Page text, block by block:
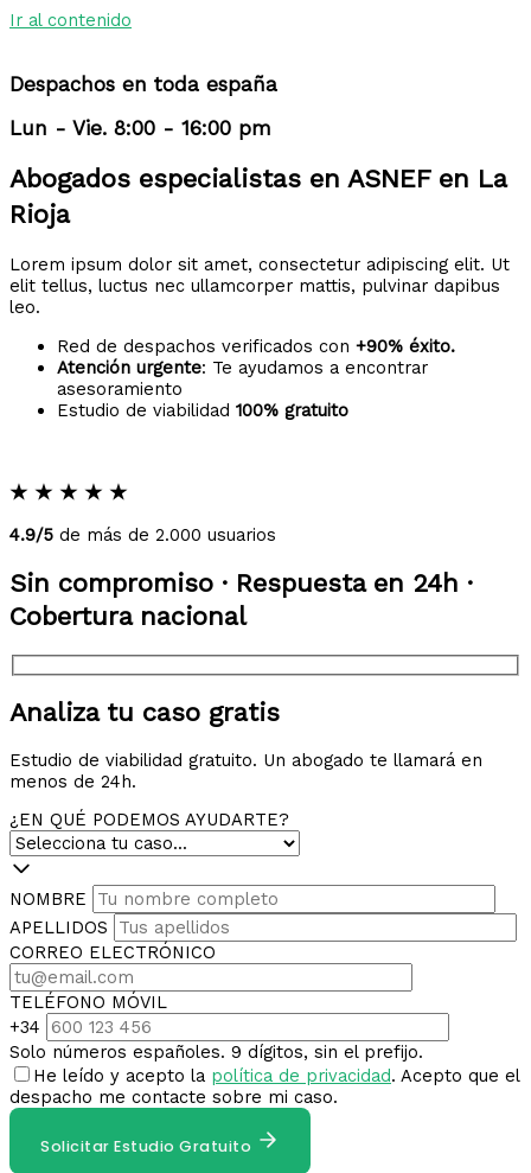
Ir al contenido
Despachos en toda españa
Lun - Vie. 8:00 - 16:00 pm
Abogados especialistas en ASNEF en La
Rioja
Lorem ipsum dolor sit amet, consectetur adipiscing elit. Ut
elit tellus, luctus nec ullamcorper mattis, pulvinar dapibus
leo.
Red de despachos verificados con +90% éxito.
Atención urgente: Te ayudamos a encontrar
asesoramiento
Estudio de viabilidad 100% gratuito
★ ★ ★ ★ ★
4.9/5 de más de 2.000 usuarios
Sin compromiso · Respuesta en 24h ·
Cobertura nacional
Analiza tu caso gratis
Estudio de viabilidad gratuito. Un abogado te llamará en
menos de 24h.
¿EN QUÉ PODEMOS AYUDARTE?
NOMBRE
APELLIDOS
CORREO ELECTRÓNICO
TELÉFONO MÓVIL
+34
Solo números españoles. 9 dígitos, sin el prefijo.
He leído y acepto la política de privacidad. Acepto que el
despacho me contacte sobre mi caso.
Solicitar Estudio Gratuito